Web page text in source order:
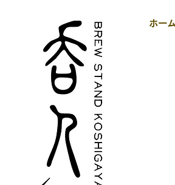
ホー